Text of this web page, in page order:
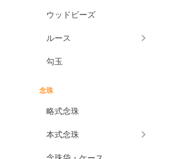
ウッドビーズ
ルース
勾玉
念珠
略式念珠
本式念珠